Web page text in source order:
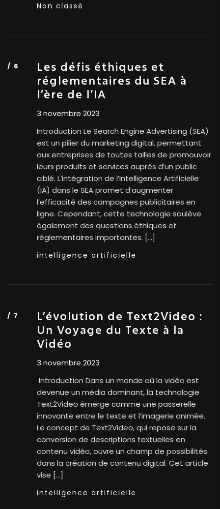
Non classé
Les défis éthiques et
réglementaires du SEA à
l’ère de l’IA
3 novembre 2023
Introduction Le Search Engine Advertising (SEA)
est un pilier du marketing digital, permettant
aux entreprises de toutes tailles de promouvoir
leurs produits et services auprès d’un public
ciblé. L’intégration de l’Intelligence Artificielle
(IA) dans le SEA promet d’augmenter
l’efficacité des campagnes publicitaires en
ligne. Cependant, cette technologie soulève
également des questions éthiques et
réglementaires importantes. […]
intelligence artificielle
L’évolution de Text2Video :
Un Voyage du Texte à la
Vidéo
3 novembre 2023
Introduction Dans un monde où la vidéo est
devenue un média dominant, la technologie
Text2Video émerge comme une passerelle
innovante entre le texte et l’imagerie animée.
Le concept de Text2Video, qui repose sur la
conversion de descriptions textuelles en
contenu vidéo, ouvre un champ de possibilités
dans la création de contenu digital. Cet article
vise […]
intelligence artificielle